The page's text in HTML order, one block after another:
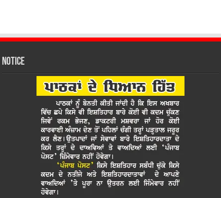
Notice